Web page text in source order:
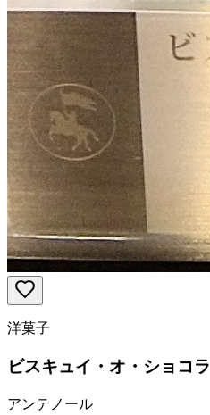
洋菓子
ビスキュイ・オ・ショコラ
アンテノール